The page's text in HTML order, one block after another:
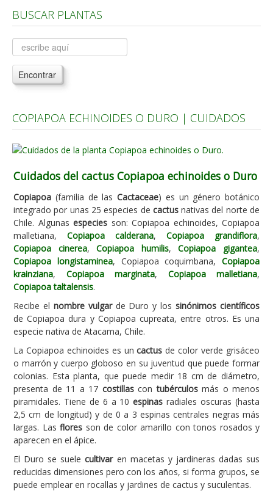
Árboles, Cicas y Palmeras de la G a la Z
Plantas Anuales y Perennes
Plantas Bulbosas y Acuáticas
Plantas de Interior
Plantas Aromáticas y de Huerto
Plantas Carnívoras y Orquídeas
Hemisferio Sur
Enfermedades
Animales
Hongos
Carencias
Fotos
Flores y Plantas
Árboles y Palmeras
Arbustos y Trepadoras
Cactus y Suculentas
BUSCAR PLANTAS
Encontrar
COPIAPOA ECHINOIDES O DURO | CUIDADOS
Cuidados del cactus Copiapoa echinoides o Duro
Copiapoa (familia de las Cactaceae) es un género botánico
integrado por unas 25 especies de cactusnativas del norte de
Chile. Algunas especies son: Copiapoa echinoides, Copiapoa
malletiana, Copiapoa calderana, Copiapoa grandiflora,
Copiapoa cinerea,Copiapoa humilis,Copiapoa gigantea,
Copiapoa longistaminea, Copiapoa coquimbana, Copiapoa
krainziana, Copiapoa marginata, Copiapoa malletiana,
Copiapoa taltalensis.
Recibe el nombre vulgarde Duro y lossinónimos científicos
de Copiapoa dura y Copiapoa cupreata, entre otros. Es una
especie nativa de Atacama, Chile.
La Copiapoa echinoides es uncactus de color verde grisáceo
o marrón y cuerpo globoso en su juventud que puede formar
colonias. Esta planta, que puede medir 18 cm de diámetro,
presenta de 11 a 17 costillascontubérculosmás o menos
piramidales. Tiene de 6 a 10espinas radiales oscuras (hasta
2,5 cm de longitud) y de 0 a 3 espinas centrales negras más
largas. Las flores son de color amarillo con tonos rosados y
aparecen en el ápice.
El Duro se suelecultivaren macetas y jardineras dadas sus
reducidas dimensiones pero con los años, si forma grupos, se
puede emplear en rocallas y jardines de cactus y suculentas.